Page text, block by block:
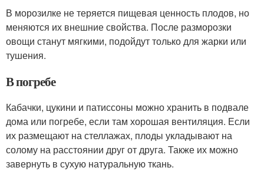
В морозилке не теряется пищевая ценность плодов, но
меняются их внешние свойства. После разморозки
овощи станут мягкими, подойдут только для жарки или
тушения.
В погребе
Кабачки, цукини и патиссоны можно хранить в подвале
дома или погребе, если там хорошая вентиляция. Если
их размещают на стеллажах, плоды укладывают на
солому на расстоянии друг от друга. Также их можно
завернуть в сухую натуральную ткань.